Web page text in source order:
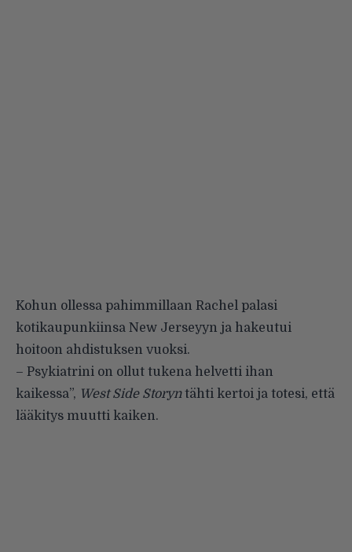
Kohun ollessa pahimmillaan Rachel palasi
kotikaupunkiinsa New Jerseyyn ja hakeutui
hoitoon ahdistuksen vuoksi.
– Psykiatrini on ollut tukena helvetti ihan
kaikessa”, West Side Storyntähti kertoi ja totesi, että
lääkitys muutti kaiken.